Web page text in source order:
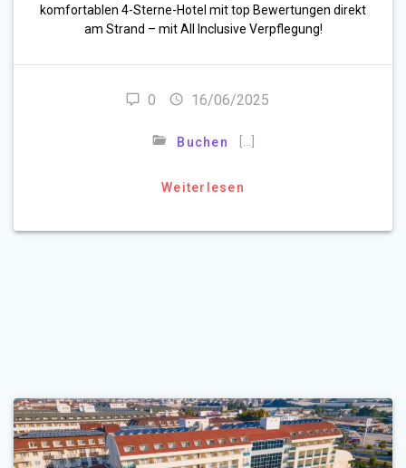
komfortablen 4-Sterne-Hotel mit top Bewertungen direkt
am Strand – mit All Inclusive Verpflegung!
0 16/06/2025
Buchen
Weiterlesen